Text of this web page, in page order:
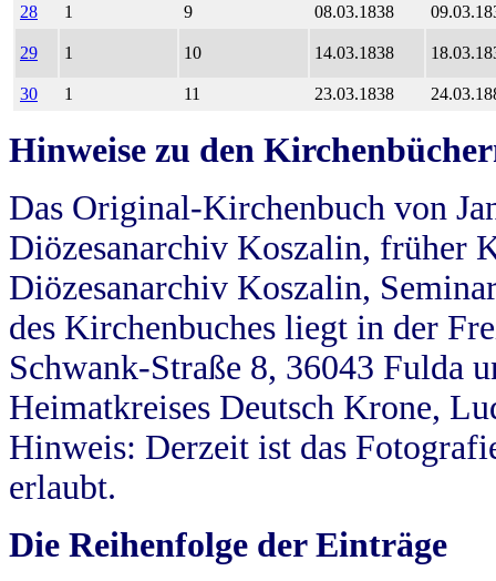
28
1 9 08.03.1838
29 1 10 14.03.1838
30 1 11 23.03.1838
Hinweise zu den
Das Original-Kirchenbuch von
Diözesanarchiv Koszalin, früher
Diözesanarchiv Koszalin,
des Kirchenbuches liegt in der
Schwank-Straße 8, 36043 Fulda
Heimatkreises Deutsch Krone,
Hinweis: Derzeit ist das
erlaubt.
Die Reihenfolge der Einträge